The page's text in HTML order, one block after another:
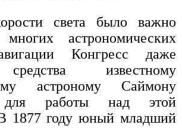
света было важно
астрономических
Конгресс даже
известному
астроному Саймону
для работы над этой
1877 году юный младший